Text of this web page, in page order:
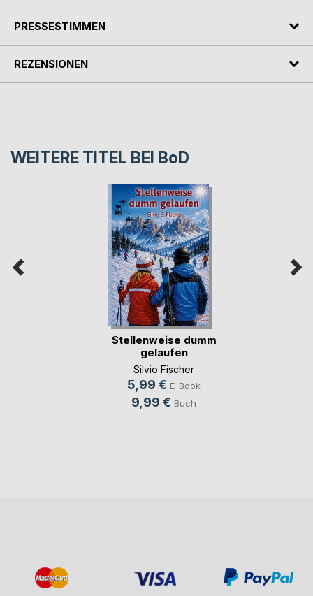
PRESSESTIMMEN
REZENSIONEN
WEITERE TITEL BEI BoD
Stellenweise dumm
gelaufen
Silvio Fischer
5,99 € E-Book
9,99 € Buch